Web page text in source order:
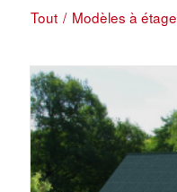
Tout / Modèles à étage